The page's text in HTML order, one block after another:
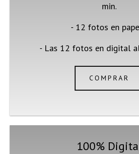
min.
- 12 fotos en
- Las 12 fotos en digital
COMPRAR
100%